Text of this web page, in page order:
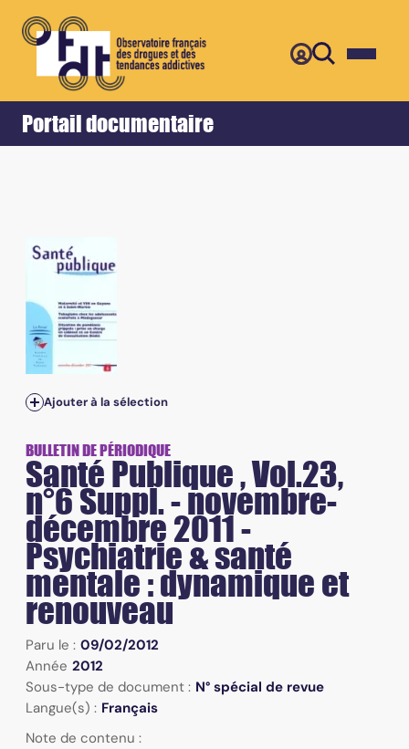
Portail documentaire
Accueil Retour
Ajouter à la sélection
BULLETIN DE PÉRIODIQUE
Santé Publique , Vol.23,
n°6 Suppl. - novembre-
décembre 2011 -
Psychiatrie & santé
mentale : dynamique et
renouveau
Paru le : 09/02/2012
Année 2012
Sous-type de document : N° spécial de revue
Langue(s) : Français
Note de contenu :